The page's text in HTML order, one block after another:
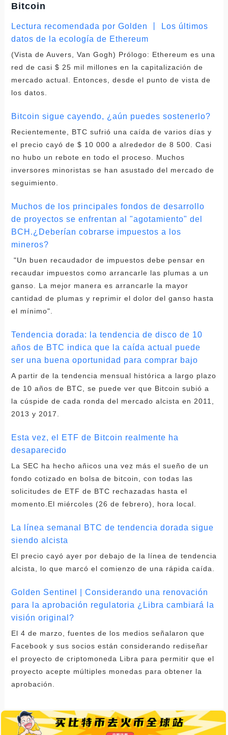
Bitcoin
Lectura recomendada por Golden 丨 Los últimos
datos de la ecología de Ethereum
(Vista de Auvers, Van Gogh) Prólogo: Ethereum es una
red de casi $ 25 mil millones en la capitalización de
mercado actual. Entonces, desde el punto de vista de
los datos.
Bitcoin sigue cayendo, ¿aún puedes sostenerlo?
Recientemente, BTC sufrió una caída de varios días y
el precio cayó de $ 10 000 a alrededor de 8 500. Casi
no hubo un rebote en todo el proceso. Muchos
inversores minoristas se han asustado del mercado de
seguimiento.
Muchos de los principales fondos de desarrollo
de proyectos se enfrentan al "agotamiento" del
BCH.¿Deberían cobrarse impuestos a los
mineros?
"Un buen recaudador de impuestos debe pensar en
recaudar impuestos como arrancarle las plumas a un
ganso. La mejor manera es arrancarle la mayor
cantidad de plumas y reprimir el dolor del ganso hasta
el mínimo".
Tendencia dorada: la tendencia de disco de 10
años de BTC indica que la caída actual puede
ser una buena oportunidad para comprar bajo
A partir de la tendencia mensual histórica a largo plazo
de 10 años de BTC, se puede ver que Bitcoin subió a
la cúspide de cada ronda del mercado alcista en 2011,
2013 y 2017.
Esta vez, el ETF de Bitcoin realmente ha
desaparecido
La SEC ha hecho añicos una vez más el sueño de un
fondo cotizado en bolsa de bitcoin, con todas las
solicitudes de ETF de BTC rechazadas hasta el
momento.El miércoles (26 de febrero), hora local.
La línea semanal BTC de tendencia dorada sigue
siendo alcista
El precio cayó ayer por debajo de la línea de tendencia
alcista, lo que marcó el comienzo de una rápida caída.
Golden Sentinel | Considerando una renovación
para la aprobación regulatoria ¿Libra cambiará la
visión original?
El 4 de marzo, fuentes de los medios señalaron que
Facebook y sus socios están considerando rediseñar
el proyecto de criptomoneda Libra para permitir que el
proyecto acepte múltiples monedas para obtener la
aprobación.